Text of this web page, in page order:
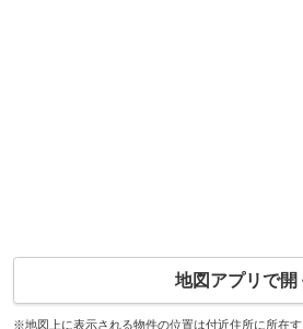
地図アプリで開
※地図上に表示される物件の位置は付近住所に所在